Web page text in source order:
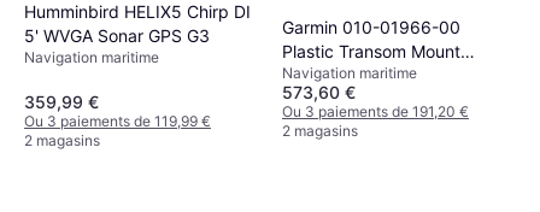
Humminbird HELIX5 Chirp DI
5' WVGA Sonar GPS G3
Navigation maritime
359,99 €
Ou 3 paiements de 119,99 €
2 magasins
Garmin 010-01966-00
Plastic Transom Mount
Transducer
Navigation maritime
573,60 €
Ou 3 paiements de 191,20 €
2 magasins